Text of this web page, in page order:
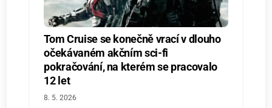
Tom Cruise se konečně vrací v dlouho
očekávaném akčním sci-fi
pokračování, na kterém se pracovalo
12 let
8. 5. 2026